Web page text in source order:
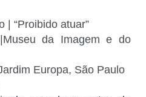
| “Proibido atuar”
da Imagem e do
Europa, São Paulo